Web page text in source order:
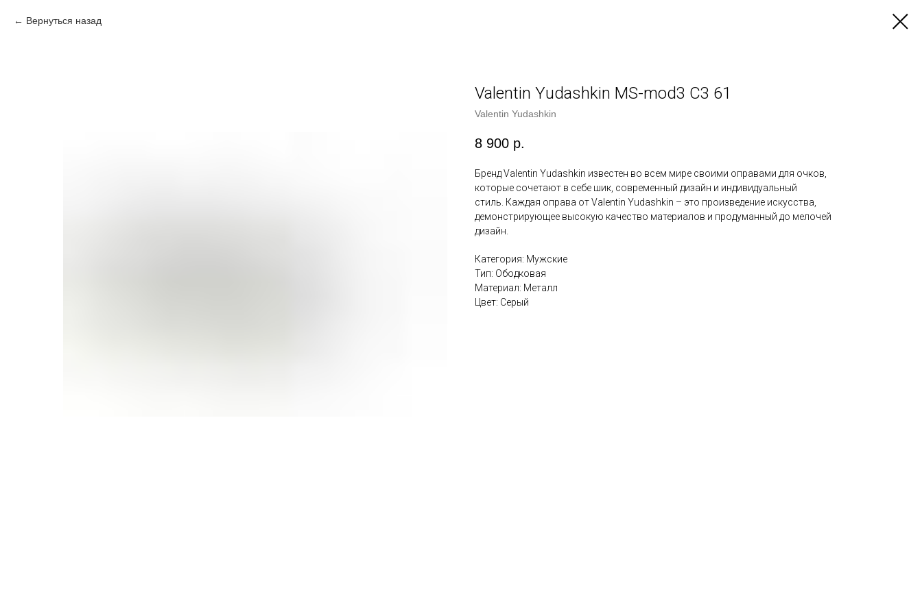
Вернуться назад
Valentin Yudashkin MS-mod3 C3 61
Valentin Yudashkin
8 900 р.
Бренд Valentin Yudashkin известен во всем мире своими оправами для очков,
которые сочетают в себе шик, современный дизайн и индивидуальный
стиль. Каждая оправа от Valentin Yudashkin – это произведение искусства,
демонстрирующее высокую качество материалов и продуманный до мелочей
дизайн.
Категория: Мужские
Тип: Ободковая
Материал: Металл
Цвет: Серый